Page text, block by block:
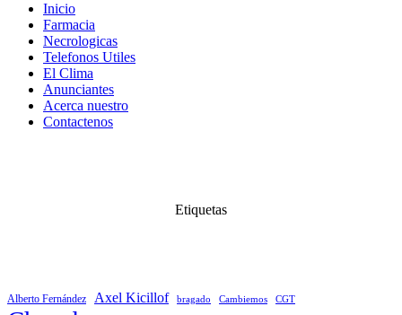
Inicio
Farmacia
Necrologicas
Telefonos Utiles
El Clima
Anunciantes
Acerca nuestro
Contactenos
Etiquetas
Alberto Fernández Axel Kicillof bragado Cambiemos CGT